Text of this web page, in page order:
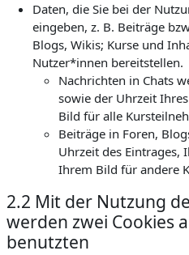
Daten, die Sie bei der
eingeben, z. B. Beiträge
Blogs, Wikis; Kurse und
Nutzer*innen bereitstellen.
Nachrichten in Chats
sowie der Uhrzeit
Bild für alle
Beiträge in Foren,
Uhrzeit des
Ihrem Bild für andere
2.2 Mit der Nutzung
werden zwei Cookies
benutzten